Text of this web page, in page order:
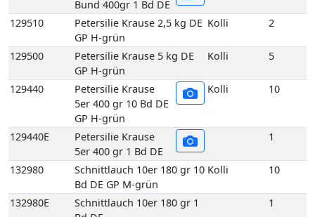
GP H-grün
129440E
Petersilie Krause
5er 400 gr 1 Bd DE
1
132980
Schnittlauch 10er 180 gr 10
Bd DE GP M-grün
Kolli 10
132980E
Schnittlauch 10er 180 gr 1
Bd DE
1
132990
Schnittlauch 5er 180 gr 10
Bd DE GP M-grün
Kolli 10
132990E
Schnittlauch 5er 180 gr 1
Bd DE
1
136540
Suppengrün 10 Bd DE GP
M-grün
Kolli 10